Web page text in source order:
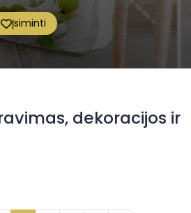
Įsiminti
dekoracijos ir